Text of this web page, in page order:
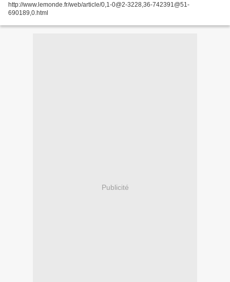
http://www.lemonde.fr/web/article/0,1-0@2-3228,36-742391@51-
690189,0.html
Publicité